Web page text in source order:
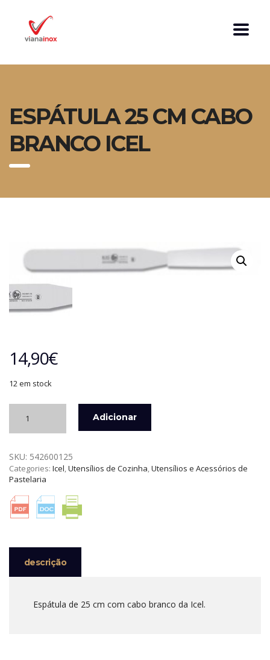
ESPÁTULA 25 CM CABO
BRANCO ICEL
14,90€
12 em stock
ESPÁTULA
CM
CABO
BRANCO
ICEL
Adicionar
SKU: 542600125
Categories: Icel,Utensílios de Cozinha,Utensílios e Acessórios de
Pastelaria
descrição
Espátula de 25 cm com cabo branco da Icel.